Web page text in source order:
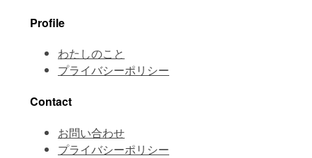
Profile
わたしのこと
プライバシーポリシー
Contact
お問い合わせ
プライバシーポリシー